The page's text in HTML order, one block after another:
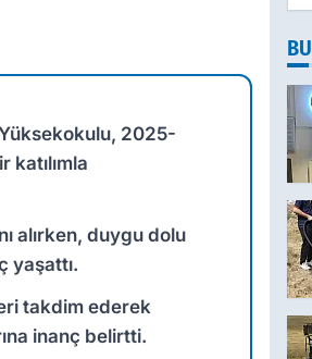
2025-
katılımla
alırken, duygu dolu
yaşattı.
takdim ederek
inanç belirtti.